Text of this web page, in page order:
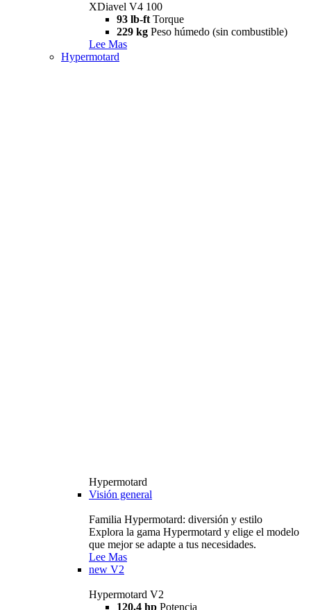
XDiavel V4 100
93 lb-ft Torque
229 kg Peso húmedo (sin combustible)
Lee Mas
Hypermotard
Hypermotard
Visión general
Familia Hypermotard: diversión y estilo
Explora la gama Hypermotard y elige el modelo
que mejor se adapte a tus necesidades.
Lee Mas
new V2
Hypermotard V2
120,4 hp Potencia